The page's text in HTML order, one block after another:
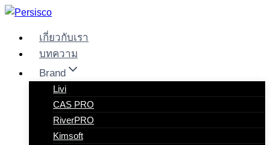
Skip
content
เกี่ยวกับเรา
บทความ
Brand
Livi
CAS PRO
RiverPRO
Kimsoft